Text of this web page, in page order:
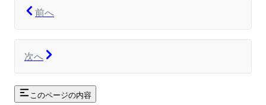
前へ
次へ
このページの内容